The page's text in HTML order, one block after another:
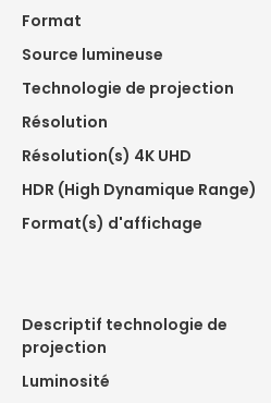
Format
Source lumineuse
Technologie de projection
Résolution
Résolution(s) 4K UHD
HDR (High Dynamique Range)
Format(s) d'affichage
Descriptif technologie de
projection
Luminosité